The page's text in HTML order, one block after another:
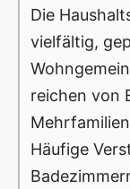
Die
vielfältig,
reichen von
Häufige